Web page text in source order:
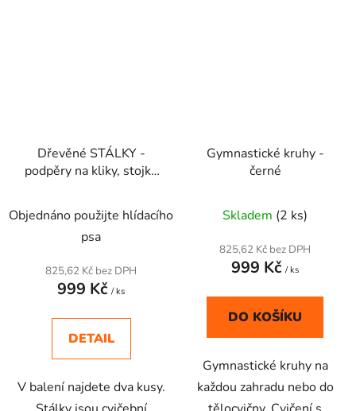
Dřevěné STÁLKY -
podpěry na kliky, stojky
Objednáno použijte hlídacího
psa
825,62 Kč bez DPH
999 Kč / ks
DETAIL
V balení najdete dva kusy.
Gymnastické kruhy -
černé
Skladem (2 ks)
825,62 Kč bez DPH
999 Kč / ks
DO KOŠÍKU
Gymnastické kruhy na
každou zahradu nebo do